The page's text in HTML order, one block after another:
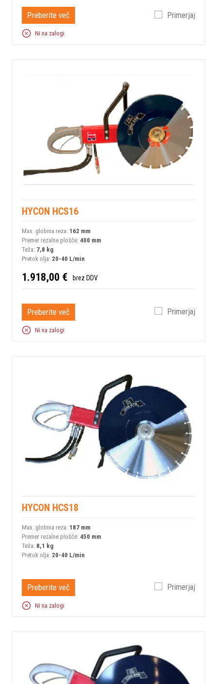
Preberite več Primerjaj
Ni na zalogi
HYCON HCS16
Max. globina reza: 162 mm
Premer rezalne plošče: 400 mm
Teža: 7,8 kg
Pretok olja: 20-40 L/min
1.918,00 € brez DDV
Preberite več Primerjaj
Ni na zalogi
HYCON HCS18
Max. globina reza: 187 mm
Premer rezalne plošče: 450 mm
Teža: 8,1 kg
Pretok olja: 20-40 L/min
Preberite več Primerjaj
Ni na zalogi